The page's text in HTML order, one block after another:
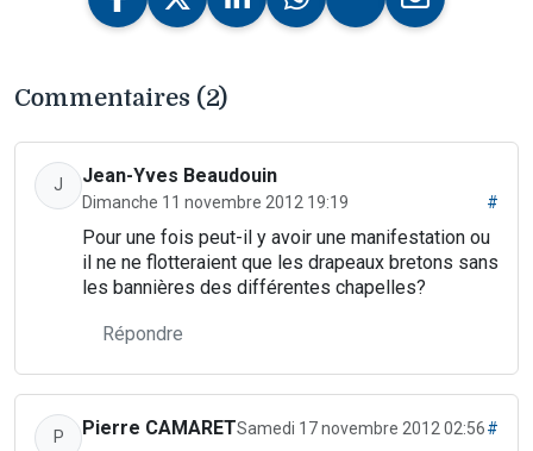
Commentaires (2)
J Jean-Yves Beaudouin
Dimanche 11 novembre 2012 19:19 #
Pour une fois peut-il y avoir une manifestation ou
il ne ne flotteraient que les drapeaux bretons sans
les bannières des différentes chapelles?
Répondre
P Pierre CAMARETSamedi 17 novembre 2012 02:56#